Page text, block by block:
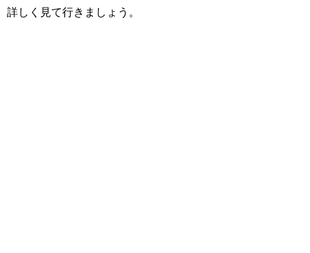
詳しく見て行きましょう。